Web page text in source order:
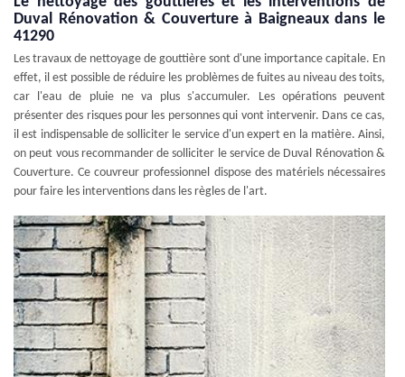
Duval Rénovation & Couverture à Baigneaux dans le
41290
Les travaux de nettoyage de gouttière sont d'une importance capitale. En
effet, il est possible de réduire les problèmes de fuites au niveau des toits,
car l'eau de pluie ne va plus s'accumuler. Les opérations peuvent
présenter des risques pour les personnes qui vont intervenir. Dans ce cas,
il est indispensable de solliciter le service d'un expert en la matière. Ainsi,
on peut vous recommander de solliciter le service de Duval Rénovation &
Couverture. Ce couvreur professionnel dispose des matériels nécessaires
pour faire les interventions dans les règles de l'art.